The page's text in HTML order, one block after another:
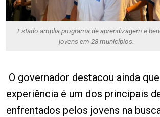
Estado amplia programa de aprendizagem e
jovens em 28 municípios.
O governador destacou ainda
experiência é um dos principais
enfrentados pelos jovens na